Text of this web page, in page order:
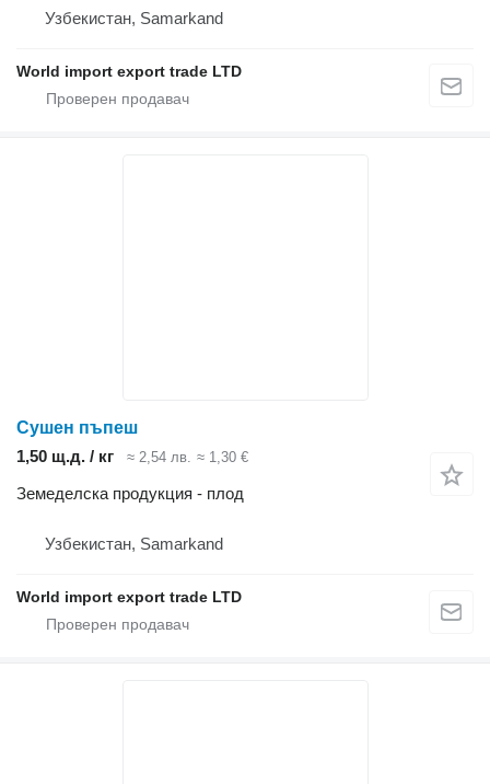
Узбекистан, Samarkand
World import export trade LTD
Сушен пъпеш
1,50 щ.д. / кг
≈ 2,54 лв. ≈ 1,30 €
Земеделска продукция - плод
Узбекистан, Samarkand
World import export trade LTD